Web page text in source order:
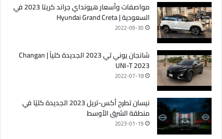
مواصفات وأسعار هيونداي جراند كريتا 2023 في
السعودية | Hyundai Grand Creta
2022-09-30
شانجان يوني تي 2023 الجديدة كلياً | Changan
UNI-T 2023
2022-07-18
نيسان تطرح أكس-تريل 2023 الجديدة كليًا في
منطقة الشرق الأوسط
2023-01-19